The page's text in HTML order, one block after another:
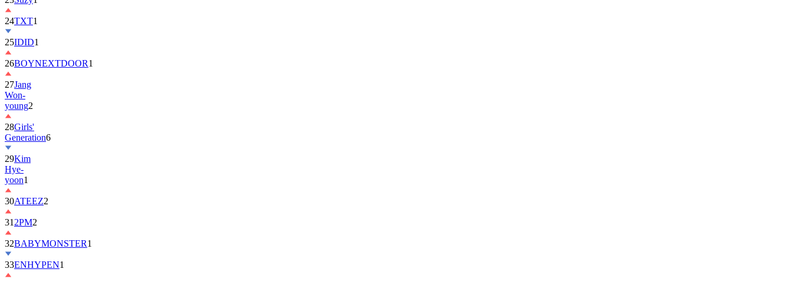
25IDID1
26BOYNEXTDOOR
27Jang
Won-
young2
28Girls'
Generation
29Kim
Hye-
yoon1
30ATEEZ
312PM2
32 BABYMONSTER
33ENHYPEN1
34ILLIT6